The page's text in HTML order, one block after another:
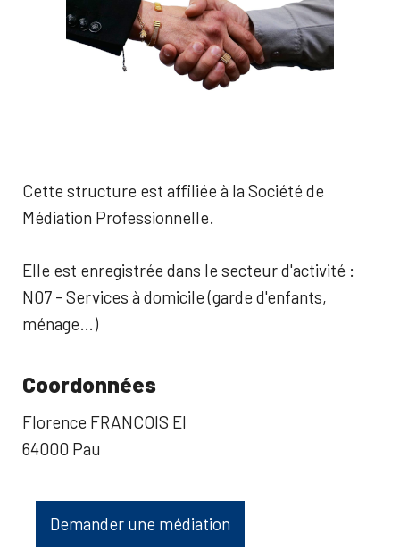
Cette structure est affiliée à la Société de
Médiation Professionnelle.
Elle est enregistrée dans le secteur d'activité :
N07 - Services à domicile (garde d'enfants,
ménage…)
Coordonnées
Florence FRANCOIS EI
64000 Pau
Demander une médiation